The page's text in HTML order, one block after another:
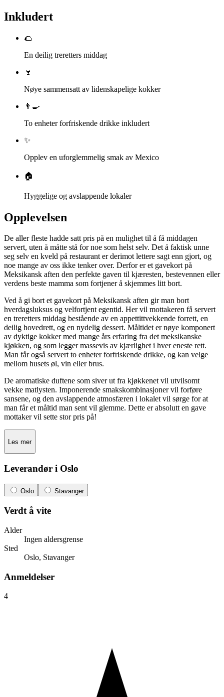
Inkludert
🌮
En deilig treretters middag
🍷
Nøye sammensatt av lidenskapelige kokker
👨‍🍳
To enheter forfriskende drikke inkludert
✨
Opplev en uforglemmelig smak av Mexico
🏠
Hyggelige og avslappende lokaler
Opplevelsen
De aller fleste hadde satt pris på en mulighet til å få middagen
servert, uten å måtte stå for noe som helst selv. Det å faktisk unne
seg selv en kveld på restaurant er derimot lettere sagt enn gjort, og
noe mange av oss ikke tenker over. Derfor er et gavekort på
Meksikansk aften den perfekte gaven til kjæresten, bestevennen eller
verdens beste mamma som fortjener å skjemmes litt bort.
Ved å gi bort et gavekort på Meksikansk aften gir man bort
hverdagsluksus og velfortjent egentid. Her vil mottakeren få servert
en treretters middag bestående av en appettittvekkende forrett, en
deilig hovedrett, og en nydelig dessert. Måltidet er nøye komponert
av dyktige kokker med mange års erfaring fra det meksikanske
kjøkken, og som legger massevis av kjærlighet i hver eneste rett.
Man får også servert to enheter forfriskende drikke, og kan velge
mellom husets øl, vin eller brus.
De aromatiske duftene som siver ut fra kjøkkenet vil utvilsomt
vekke matlysten. Imponerende smakskombinasjoner vil forføre
sansene, og den avslappende atmosfæren i lokalet vil sørge for at
man får et måltid man sent vil glemme. Dette er absolutt en gave
mottaker vil sette stor pris på!
Les mer
Leverandør i Oslo
Oslo Stavanger
Verdt å vite
Alder
Ingen aldersgrense
Sted
Oslo, Stavanger
Anmeldelser
4